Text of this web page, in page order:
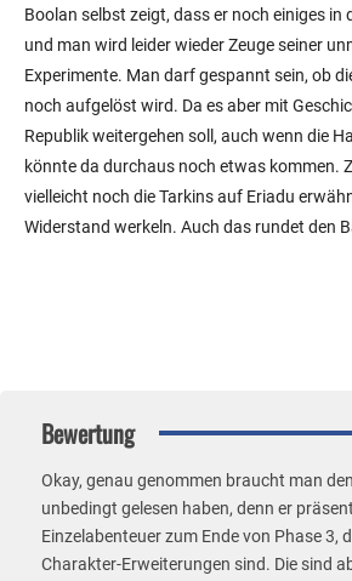
Boolan selbst zeigt, dass er noch einiges in
und man wird leider wieder Zeuge seiner
Experimente. Man darf gespannt sein, ob
noch aufgelöst wird. Da es aber mit
Republik weitergehen soll, auch wenn die
könnte da durchaus noch etwas kommen.
vielleicht noch die Tarkins auf Eriadu
Widerstand werkeln. Auch das rundet den
Bewertung
Okay, genau genommen braucht man
unbedingt gelesen haben, denn er
Einzelabenteuer zum Ende von Phase 3,
Charakter-Erweiterungen sind. Die sind